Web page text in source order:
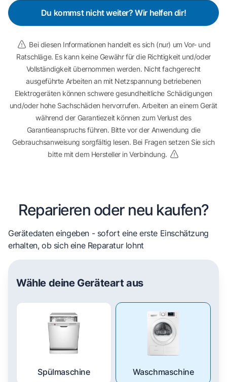
Du kommst nicht weiter? Wir helfen dir!
Bei diesen Informationen handelt es sich (nur) um Vor- und
Ratschläge. Es kann keine Gewähr für die Richtigkeit und/oder
Vollständigkeit übernommen werden. Nicht fachgerecht
ausgeführte Arbeiten an mit Netzspannung betriebenen
Elektrogeräten können schwere gesundheitliche Schädigungen
und/oder hohe Sachschäden hervorrufen. Arbeiten an einem Gerät
während der Garantiezeit können zum Verlust des
Garantieanspruchs führen. Bitte vor der Anwendung die
Gebrauchsanweisung sorgfältig lesen. Bei Fragen setzen Sie sich
bitte mit dem Hersteller in Verbindung.
Reparieren oder neu kaufen?
Gerätedaten eingeben - sofort eine erste Einschätzung
erhalten, ob sich eine Reparatur lohnt
Wähle deine Geräteart aus
Spülmaschine Waschmaschine